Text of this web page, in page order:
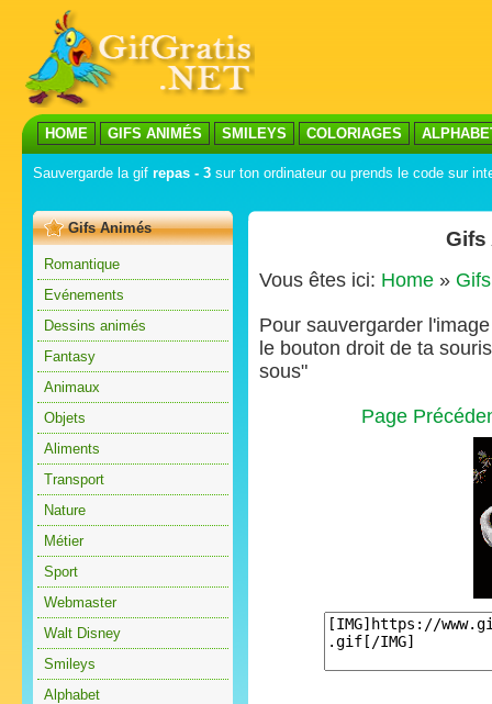
HOME GIFS ANIMÉS SMILEYS COLORIAGES
Sauvergarde la gif repas - 3 sur ton ordinateur ou prends le code sur
Gifs Animés
Romantique
Evénements
Dessins animés
Fantasy
Animaux
Objets
Aliments
Transport
Nature
Métier
Sport
Webmaster
Walt Disney
Smileys
Alphabet
Gifs
Vous êtes ici: Home »
Pour sauvergarder
le bouton droit de ta
sous"
Page